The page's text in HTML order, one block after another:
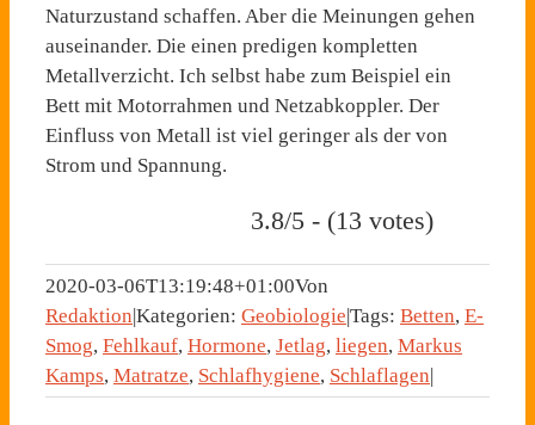
Naturzustand schaffen. Aber die Meinungen gehen
auseinander. Die einen predigen kompletten
Metallverzicht. Ich selbst habe zum Beispiel ein
Bett mit Motorrahmen und Netzabkoppler. Der
Einfluss von Metall ist viel geringer als der von
Strom und Spannung.
3.8/5 - (13 votes)
2020-03-06T13:19:48+01:00Von
Redaktion Kategorien: Geobiologie Tags: Betten, E-
Smog, Fehlkauf, Hormone, Jetlag, liegen, Markus
Kamps, Matratze, Schlafhygiene, Schlaflagen